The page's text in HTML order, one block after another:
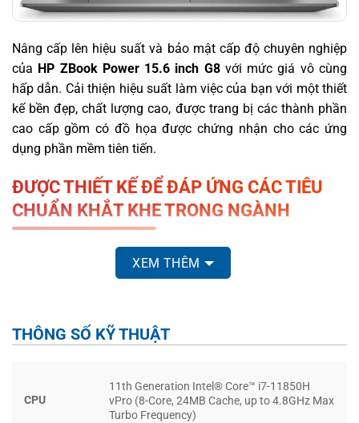
Nâng cấp lên hiệu suất và bảo mật cấp độ chuyên nghiệp
của HP ZBook Power 15.6 inch G8với mức giá vô cùng
hấp dẫn. Cải thiện hiệu suất làm việc của bạn với một thiết
kế bền đẹp, chất lượng cao, được trang bị các thành phần
cao cấp gồm có đồ họa được chứng nhận cho các ứng
dụng phần mềm tiên tiến.
ĐƯỢC THIẾT KẾ ĐỂ ĐÁP ỨNG CÁC TIÊU
CHUẨN KHẮT KHE TRONG NGÀNH
HP ZBook Power 15.6 inch G8
máy tính xách tay chuyên nghiệp, sự lựa chọn hoàn hảo
phần mềm và hiệu suất cần thiết giúp bạn dễ dàng thao
XEM THÊM
THÔNG SỐ KỸ THUẬT
CPU
11th Generation Intel® Core™ i7-11850H
vPro (8-Core, 24MB Cache, up to 4.8GHz Max
Turbo Frequency)